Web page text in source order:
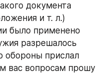
документа
и т. л.)
было применено
разрешалось
обороны прислал
вас вопросам прошу